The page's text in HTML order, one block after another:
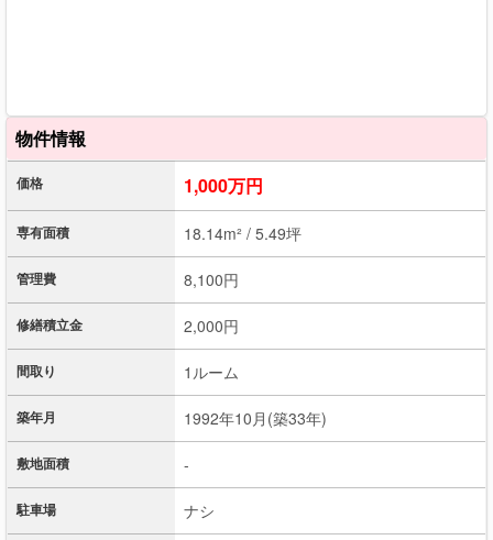
物件情報
価格 1,000万円
専有面積 18.14m² / 5.49坪
管理費 8,100円
修繕積立金 2,000円
間取り 1ルーム
築年月 1992年10月(築33年)
敷地面積 -
駐車場 ナシ